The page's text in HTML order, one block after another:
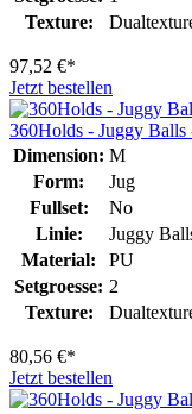
Texture:
97,52 €*
Jetzt bestellen
360Holds - Juggy Balls
Dimension: M
Form:
Jug
Fullset:
No
Linie:
Juggy
Material:
PU
Setgroesse: 2
Texture:
80,56 €*
Jetzt bestellen